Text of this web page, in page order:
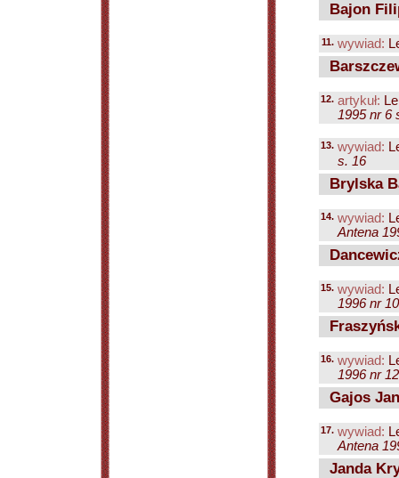
Bajon
11. wywiad:
12. artykuł:
1995 nr 6
13. wywiad:
s. 16
Brylska
14. wywiad:
Antena
15. wywiad:
1996 nr
16. wywiad:
1996 nr
Gajos
17. wywiad:
Antena
Janda